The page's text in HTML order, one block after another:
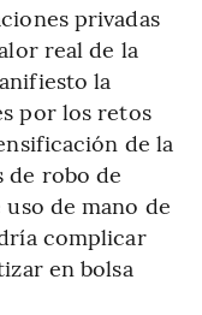
privadas
real de la
la
por los retos
de la
de robo de
de mano de
complicar
en bolsa